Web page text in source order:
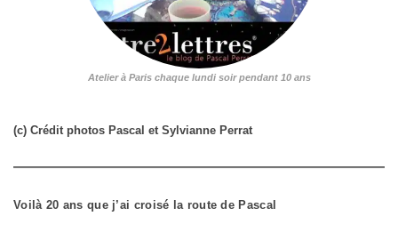
Atelier à Paris chaque lundi soir pendant 10 ans
(c) Crédit photos Pascal et Sylvianne Perrat
Voilà 20 ans que j’ai croisé la route de Pascal